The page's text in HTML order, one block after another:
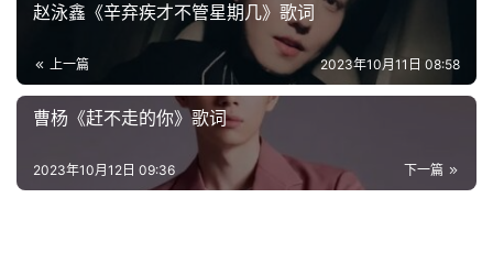
赵泳鑫《辛弃疾才不管星期几》歌词
上一篇 2023年10月11日 08:58
曹杨《赶不走的你》歌词
下一篇
2023年10月12日 09:36